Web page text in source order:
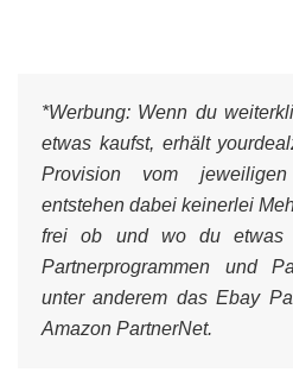
*Werbung: Wenn du
etwas kaufst, erhält
Provision vom
entstehen dabei keinerlei
frei ob und wo du etwas
Partnerprogrammen und
unter anderem das Ebay
Amazon PartnerNet.